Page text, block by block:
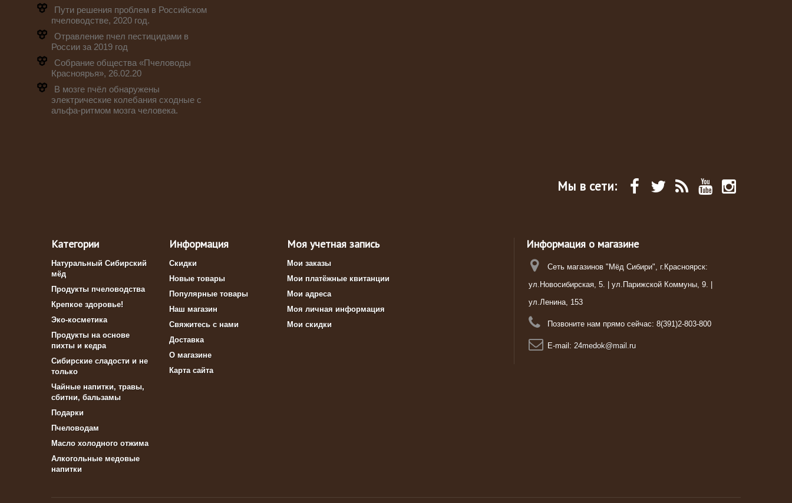
Пути решения проблем в Российском
пчеловодстве, 2020 год.
Отравление пчел пестицидами в
России за 2019 год
Собрание общества «Пчеловоды
Красноярья», 26.02.20
В мозге пчёл обнаружены
электрические колебания сходные с
альфа-ритмом мозга человека.
Мы в сети:
Категории
Натуральный Сибирский
мёд
Продукты пчеловодства
Крепкое здоровье!
Эко-косметика
Продукты на основе
пихты и кедра
Сибирские сладости и не
только
Чайные напитки, травы,
сбитни, бальзамы
Подарки
Пчеловодам
Масло холодного отжима
Алкогольные медовые
напитки
Информация
Скидки
Новые товары
Популярные товары
Наш магазин
Свяжитесь с нами
Доставка
О магазине
Карта сайта
Моя учетная запись
Мои заказы
Мои платёжные квитанции
Мои адреса
Моя личная информация
Мои скидки
Информация о магазине
Сеть магазинов "Мёд Сибири", г.Красноярск:
ул.Новосибирская, 5. | ул.Парижской Коммуны, 9. |
ул.Ленина, 153
Позвоните нам прямо сейчас: 8(391)2-803-800
E-mail: 24medok@mail.ru